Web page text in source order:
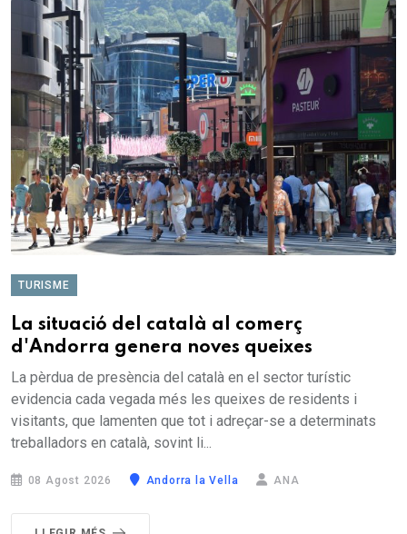
TURISME
La situació del català al comerç
d'Andorra genera noves queixes
La pèrdua de presència del català en el sector turístic
evidencia cada vegada més les queixes de residents i
visitants, que lamenten que tot i adreçar-se a determinats
treballadors en català, sovint li...
08 Agost 2026 Andorra la Vella ANA